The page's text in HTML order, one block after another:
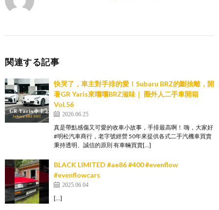
関連する記事
快哭了，車主對手排的愛！Subaru BRZ的斷捨離，開
著GR Yaris來嚐嚐BRZ滋味｜ 圈外人二手車開箱
Vol.56
2026.06.25
真是帶點感傷又可愛的收車小故事，手排最高啊！ 嗨，大家好
#明松汽車商行，老字號經營 50年來提供各式二手汽機車買賣
秉持透明、誠信的原則 有車輛買賣[…]
BLACK LIMITED #ae86 #400 #evenflow
#evenflowcars
2025.06.04
[…]